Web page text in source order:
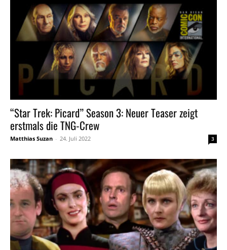
“Star Trek: Picard” Season 3: Neuer Teaser zeigt
erstmals die TNG-Crew
Matthias Suzan - 24. Juli 2022 3